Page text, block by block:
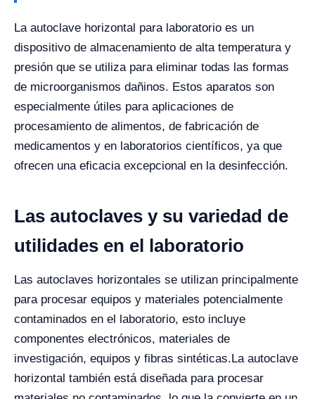
La autoclave horizontal para laboratorio es un
dispositivo de almacenamiento de alta temperatura y
presión que se utiliza para eliminar todas las formas
de microorganismos dañinos. Estos aparatos son
especialmente útiles para aplicaciones de
procesamiento de alimentos, de fabricación de
medicamentos y en laboratorios científicos, ya que
ofrecen una eficacia excepcional en la desinfección.
Las autoclaves y su variedad de
utilidades en el laboratorio
Las autoclaves horizontales se utilizan principalmente
para procesar equipos y materiales potencialmente
contaminados en el laboratorio, esto incluye
componentes electrónicos, materiales de
investigación, equipos y fibras sintéticas.La autoclave
horizontal también está diseñada para procesar